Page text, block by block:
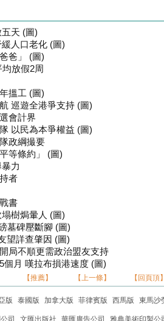
天 (圖)
人口老化 (圖)
爸」 (圖)
放假2周
搵工 (圖)
巡遊全港爭支持 (圖)
會計界
以民為本爭權益 (圖)
政綱撮要
等條約」 (圖)
力
者
書
樹焗暈人 (圖)
墓碑壓斷腳 (圖)
望詳查肇因 (圖)
局不順更需政治盟友支持
個月 嘆拉布損港速度 (圖)
【推薦】 【上一條】 【回頁頂
版 泰國版 加拿大版 菲律賓版 西馬版 東馬沙
司 文匯出版社 華匯廣告公司 雅典美術印製公